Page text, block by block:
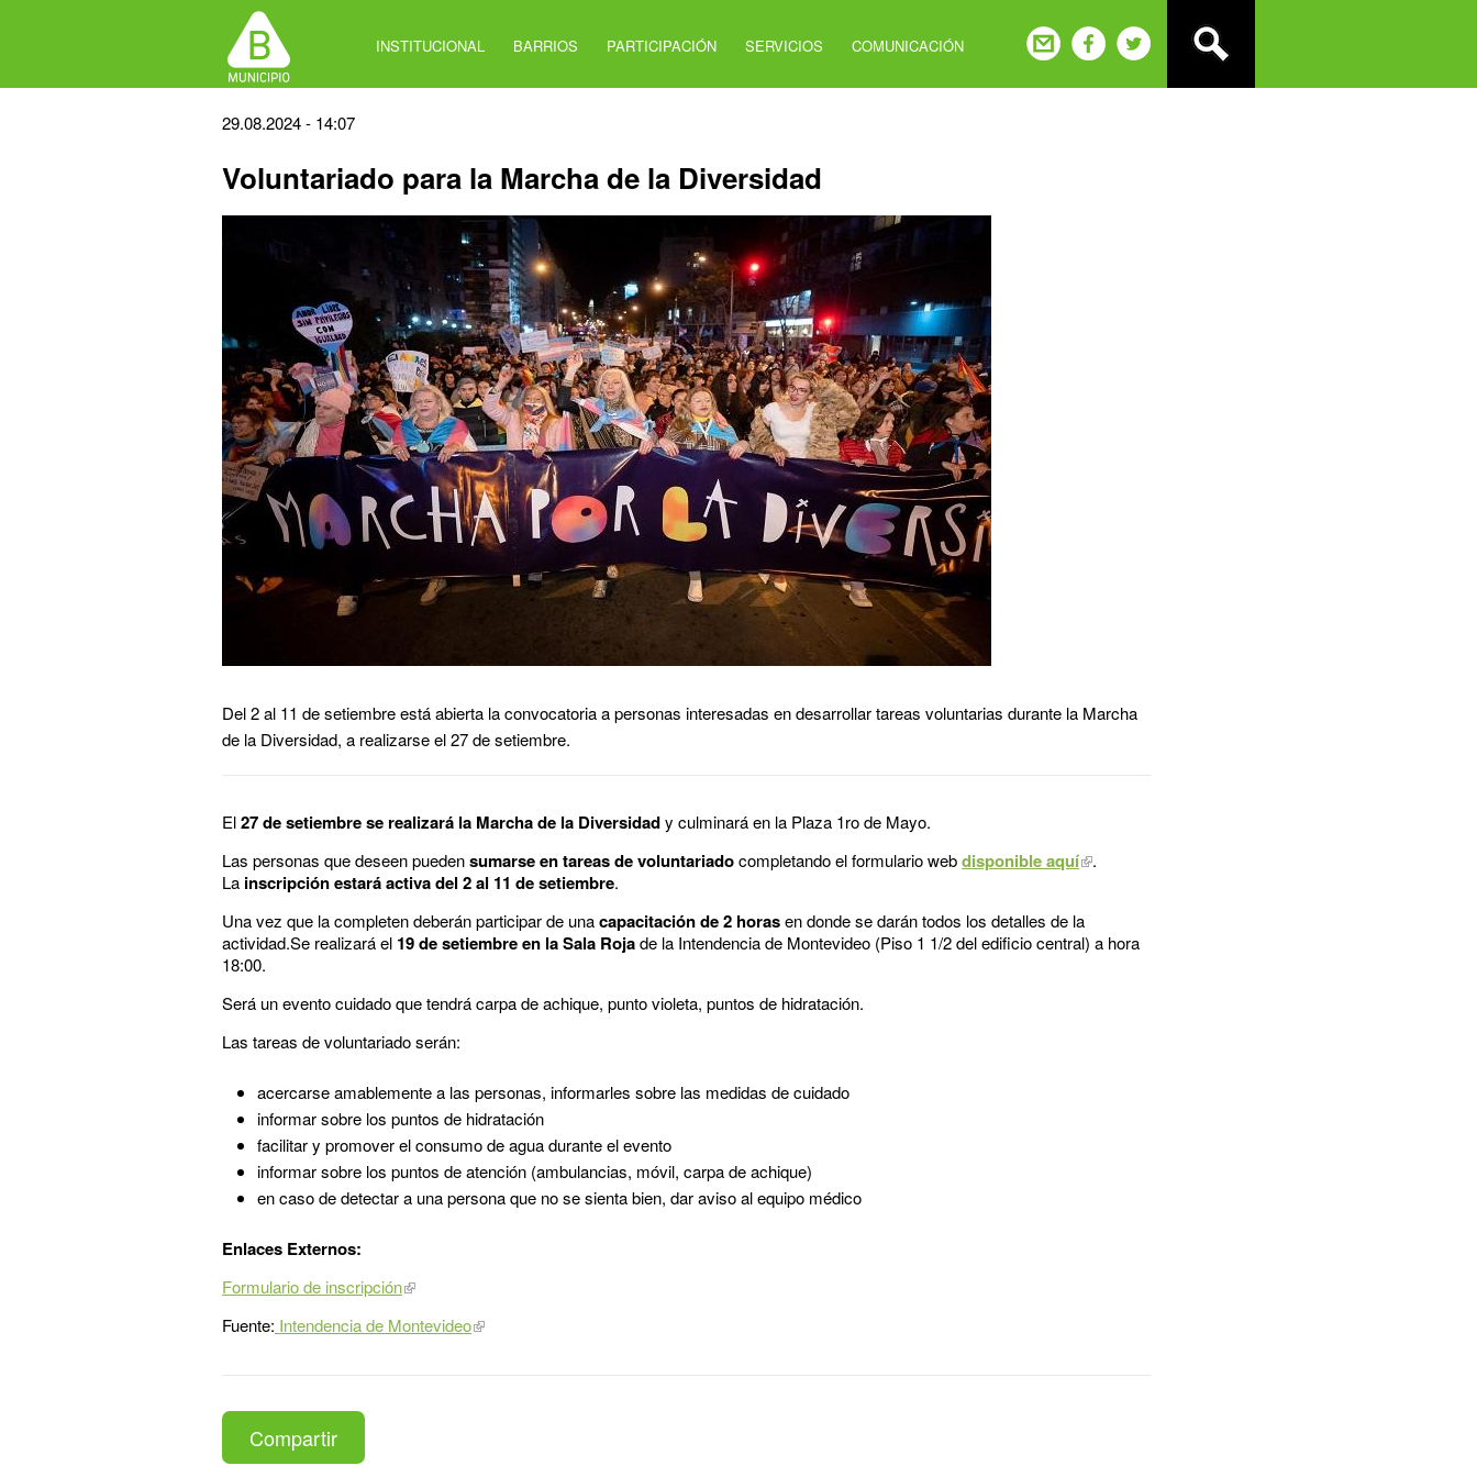
INSTITUCIONAL BARRIOS PARTICIPACIÓN SERVICIOS COMUNICACIÓN
Back
top
29.08.2024 - 14:07
Voluntariado para la Marcha de la Diversidad
Del 2 al 11 de setiembre está abierta la convocatoria a personas interesadas en desarrollar tareas voluntarias durante la Marcha
de la Diversidad, a realizarse el 27 de setiembre.
El27 de setiembre se realizará la Marcha de la Diversidady culminará en la Plaza 1ro de Mayo.
Las personas que deseen puedensumarse en tareas de voluntariadocompletando el formulario webdisponible aquí
.
La inscripción estará activa del 2 al 11 de setiembre.
Una vez que la completen deberán participar de unacapacitación de 2 horasen donde se darán todos los detalles de la
actividad.Se realizará el 19 de setiembre en la Sala Rojade la Intendencia de Montevideo (Piso 1 1/2 del edificio central) a hora
18:00.
Será un evento cuidado que tendrá carpa de achique, punto violeta, puntos de hidratación.
Las tareas de voluntariado serán:
acercarse amablemente a las personas, informarles sobre las medidas de cuidado
informar sobre los puntos de hidratación
facilitar y promover el consumo de agua durante el evento
informar sobre los puntos de atención (ambulancias, móvil, carpa de achique)
en caso de detectar a una persona que no se sienta bien, dar aviso al equipo médico
Enlaces Externos:
Formulario de inscripción
Fuente: Intendencia de Montevideo
Compartir